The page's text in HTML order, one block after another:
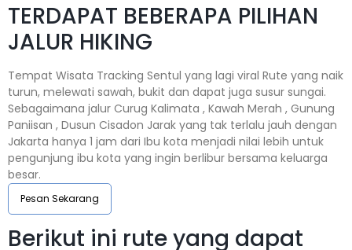
TERDAPAT BEBERAPA PILIHAN
JALUR HIKING
Tempat Wisata Tracking Sentul yang lagi viral Rute yang naik
turun, melewati sawah, bukit dan dapat juga susur sungai.
Sebagaimana jalur Curug Kalimata , Kawah Merah , Gunung
Paniisan , Dusun Cisadon Jarak yang tak terlalu jauh dengan
Jakarta hanya 1 jam dari Ibu kota menjadi nilai lebih untuk
pengunjung ibu kota yang ingin berlibur bersama keluarga
besar.
Pesan Sekarang
Berikut ini rute yang dapat